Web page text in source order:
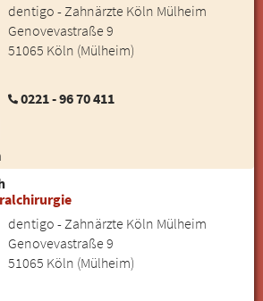
dentigo - Zahnärzte Köln Mülheim
Genovevastraße 9
51065 Köln (Mülheim)
0221 - 96 70 411
dentigo - Zahnärzte Köln Mülheim
Genovevastraße 9
51065 Köln (Mülheim)